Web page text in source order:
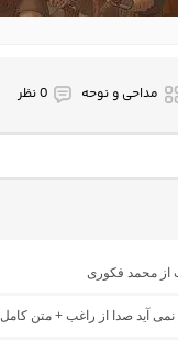
مداحی و نوحه 0 نظر
از محمد فکوری
نمی آید صدا از راغب + متن کامل